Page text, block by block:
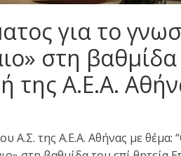
για το
στη
της Α.Ε.Α.
Α.Σ. της Α.Ε.Α. Αθήνας με θέμα: